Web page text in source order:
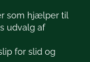
som hjælper til
udvalg af
for slid og